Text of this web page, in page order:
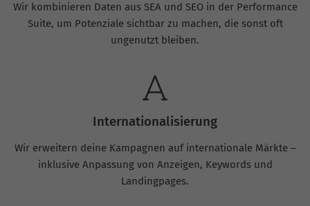
Wir kombinieren Daten aus SEA und SEO in der Performance
Suite, um Potenziale sichtbar zu machen, die sonst oft
ungenutzt bleiben.
Internationalisierung
Wir erweitern deine Kampagnen auf internationale Märkte –
inklusive Anpassung von Anzeigen, Keywords und
Landingpages.